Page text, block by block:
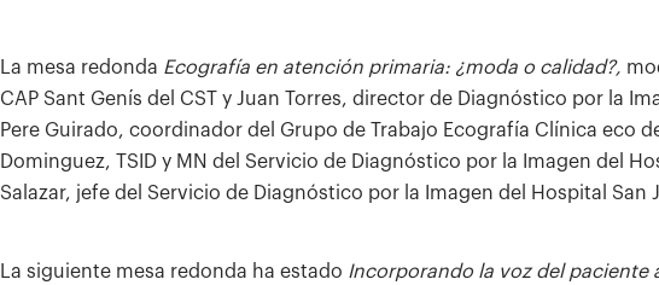
La mesa redonda Ecografía en atención primaria: ¿moda o calidad?,
CAP Sant Genís del CST y Juan Torres, director de Diagnóstico por la
Pere Guirado, coordinador del Grupo de Trabajo Ecografía Clínica eco
Dominguez, TSID y MN del Servicio de Diagnóstico por la Imagen del
Salazar, jefe del Servicio de Diagnóstico por la Imagen del Hospital San
La siguiente mesa redonda ha estado Incorporando la voz del paciente